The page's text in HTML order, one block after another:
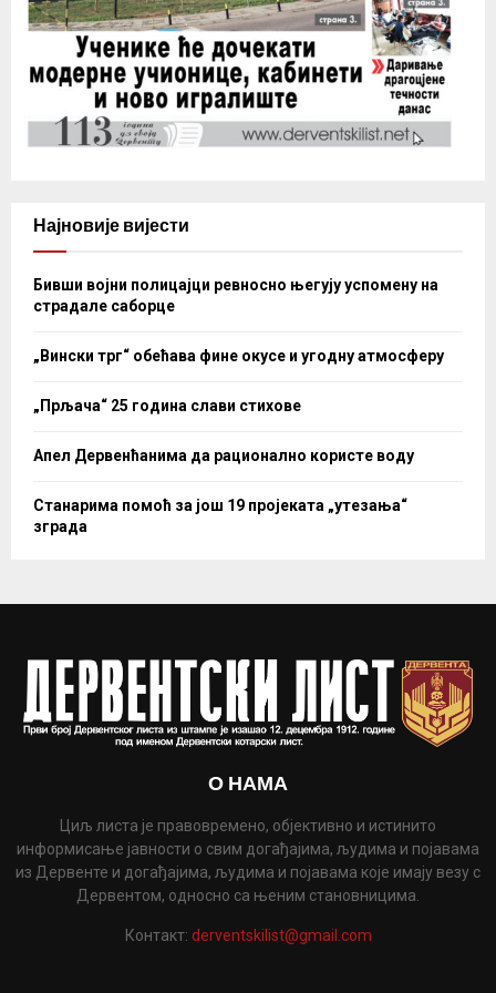
Најновије вијести
Бивши војни полицајци ревносно његују успомену на
страдале саборце
„Вински трг“ обећава фине окусе и угодну атмосферу
„Прљача“ 25 година слави стихове
Апел Дервенћанима да рационално користе воду
Станарима помоћ за још 19 пројеката „утезања“
зграда
О НАМА
Циљ листа је правовремено, објективно и истинито
информисање јавности о свим догађајима, људима и појавама
из Дервенте и догађајима, људима и појавама које имају везу с
Дервентом, односно са њеним становницима.
Контакт: derventskilist@gmail.com